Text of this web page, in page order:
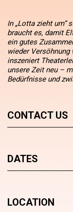
In „Lotta zieht um“
braucht es, damit
ein gutes
wieder
inszeniert
unsere Zeit neu –
Bedürfnisse und
CONTACT US
DATES
LOCATION